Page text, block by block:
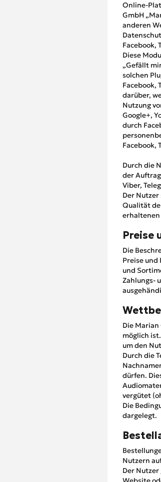
Online-
GmbH
anderen
Facebook,
Diese
„Gefällt
solchen
Facebook,
darüber,
Nutzung
Google+,
durch
Facebook,
Durch die
der
Viber,
Der
Qualität
erhaltenen
Preise
Die
Preise
und
Zahlungs-
Die
möglich
um den
Durch die
dürfen.
vergütet
Die
dargelegt.
Nutzern
Der